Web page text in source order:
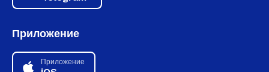
Приложение
Приложение